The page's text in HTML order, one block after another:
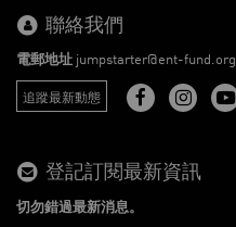
聯絡我們
電郵地址 jumpstarter@ent-fund.org
追蹤最新動態
登記訂閱最新資訊
切勿錯過最新消息。